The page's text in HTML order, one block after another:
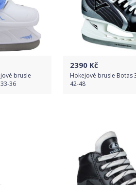
brusle
36
2390 Kč
Hokejové brusle Botas
42-48
Detail